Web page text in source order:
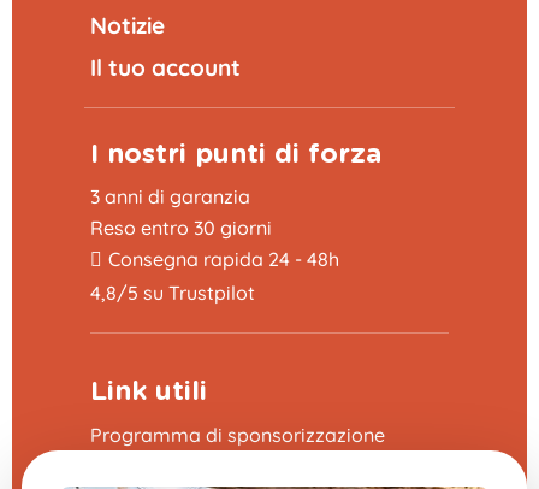
Notizie
Il tuo account
I nostri punti di forza
3 anni di garanzia
Reso entro 30 giorni
Consegna rapida 24 - 48h
4,8/5 su Trustpilot
Link utili
Programma di sponsorizzazione